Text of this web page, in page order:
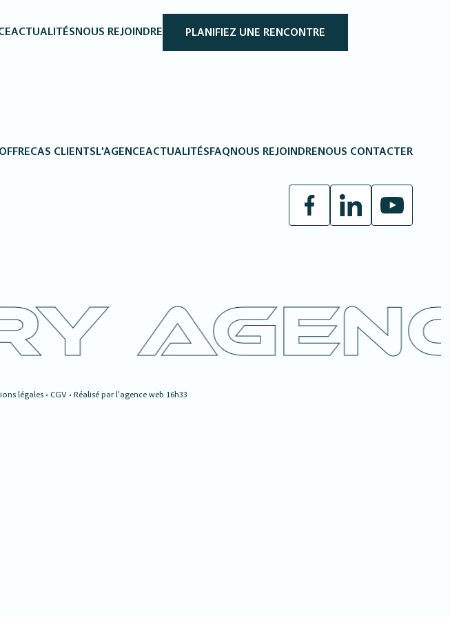
ACTUALITÉS NOUS REJOINDRE PLANIFIEZ UNE RENCONTRE
CAS CLIENTSL’AGENCEACTUALITÉSFAQNOUS REJOINDRENOUS CONTACTER
légales• CGV• Réalisé par l’agence web 16h33